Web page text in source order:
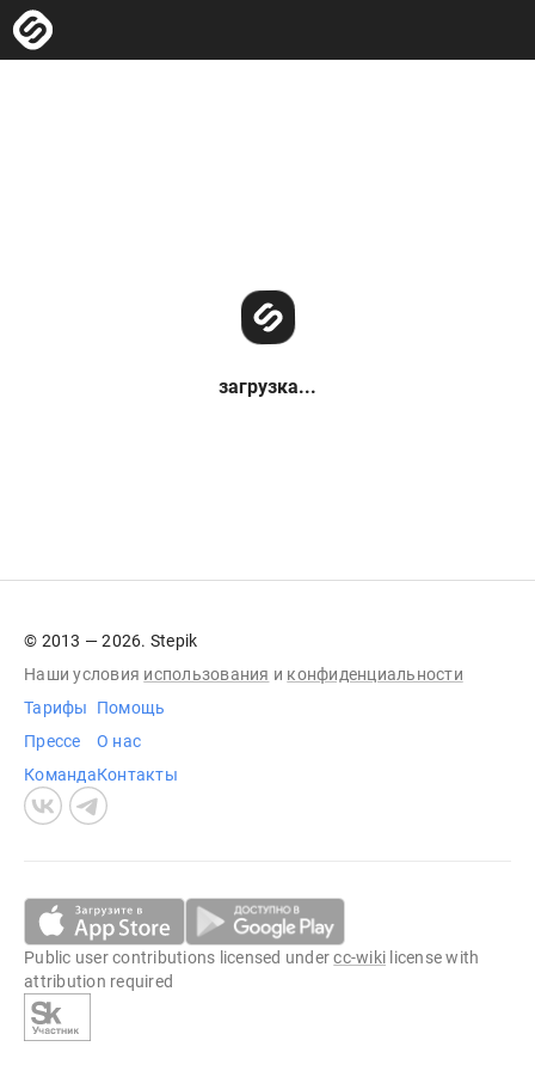
загрузка...
© 2013 — 2026. Stepik
Наши условия использования и конфиденциальности
Тарифы
Прессе
Команда
Помощь
О нас
Контакты
Public user contributions licensed undercc-wiki license with
attribution required